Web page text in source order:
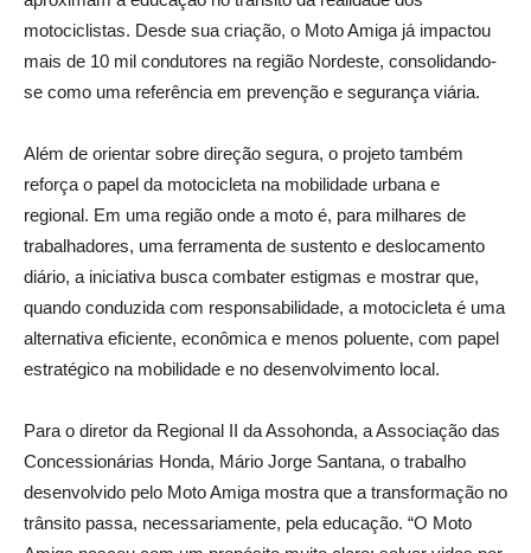
motociclistas. Desde sua criação, o Moto Amiga já impactou
mais de 10 mil condutores na região Nordeste, consolidando-
se como uma referência em prevenção e segurança viária.
Além de orientar sobre direção segura, o projeto também
reforça o papel da motocicleta na mobilidade urbana e
regional. Em uma região onde a moto é, para milhares de
trabalhadores, uma ferramenta de sustento e deslocamento
diário, a iniciativa busca combater estigmas e mostrar que,
quando conduzida com responsabilidade, a motocicleta é uma
alternativa eficiente, econômica e menos poluente, com papel
estratégico na mobilidade e no desenvolvimento local.
Para o diretor da Regional II da Assohonda, a Associação das
Concessionárias Honda, Mário Jorge Santana, o trabalho
desenvolvido pelo Moto Amiga mostra que a transformação no
trânsito passa, necessariamente, pela educação. “O Moto